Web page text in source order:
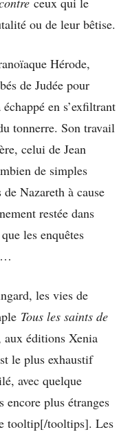
ou de leur bêtise.
Hérode,
de Judée pour
en s’exfiltrant
tonnerre. Son travail
celui de Jean
de simples
Nazareth à cause
restée dans
les enquêtes
les vies de
Tous les saints de
aux éditions Xenia
le plus exhaustif
avec quelque
encore plus étranges
tooltip[/tooltips]. Les